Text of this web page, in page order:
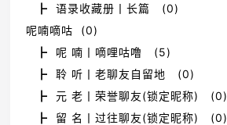
┣ 语录收藏册丨长篇 (0)
呢喃嘀咕 (0)
┣ 呢 喃丨嘀哩咕噜 (5)
┣ 聆 听丨老聊友自留地 (0)
┣ 元 老丨荣誉聊友(锁定昵称) (0)
┣ 留 名丨过往聊友(锁定昵称) (0)